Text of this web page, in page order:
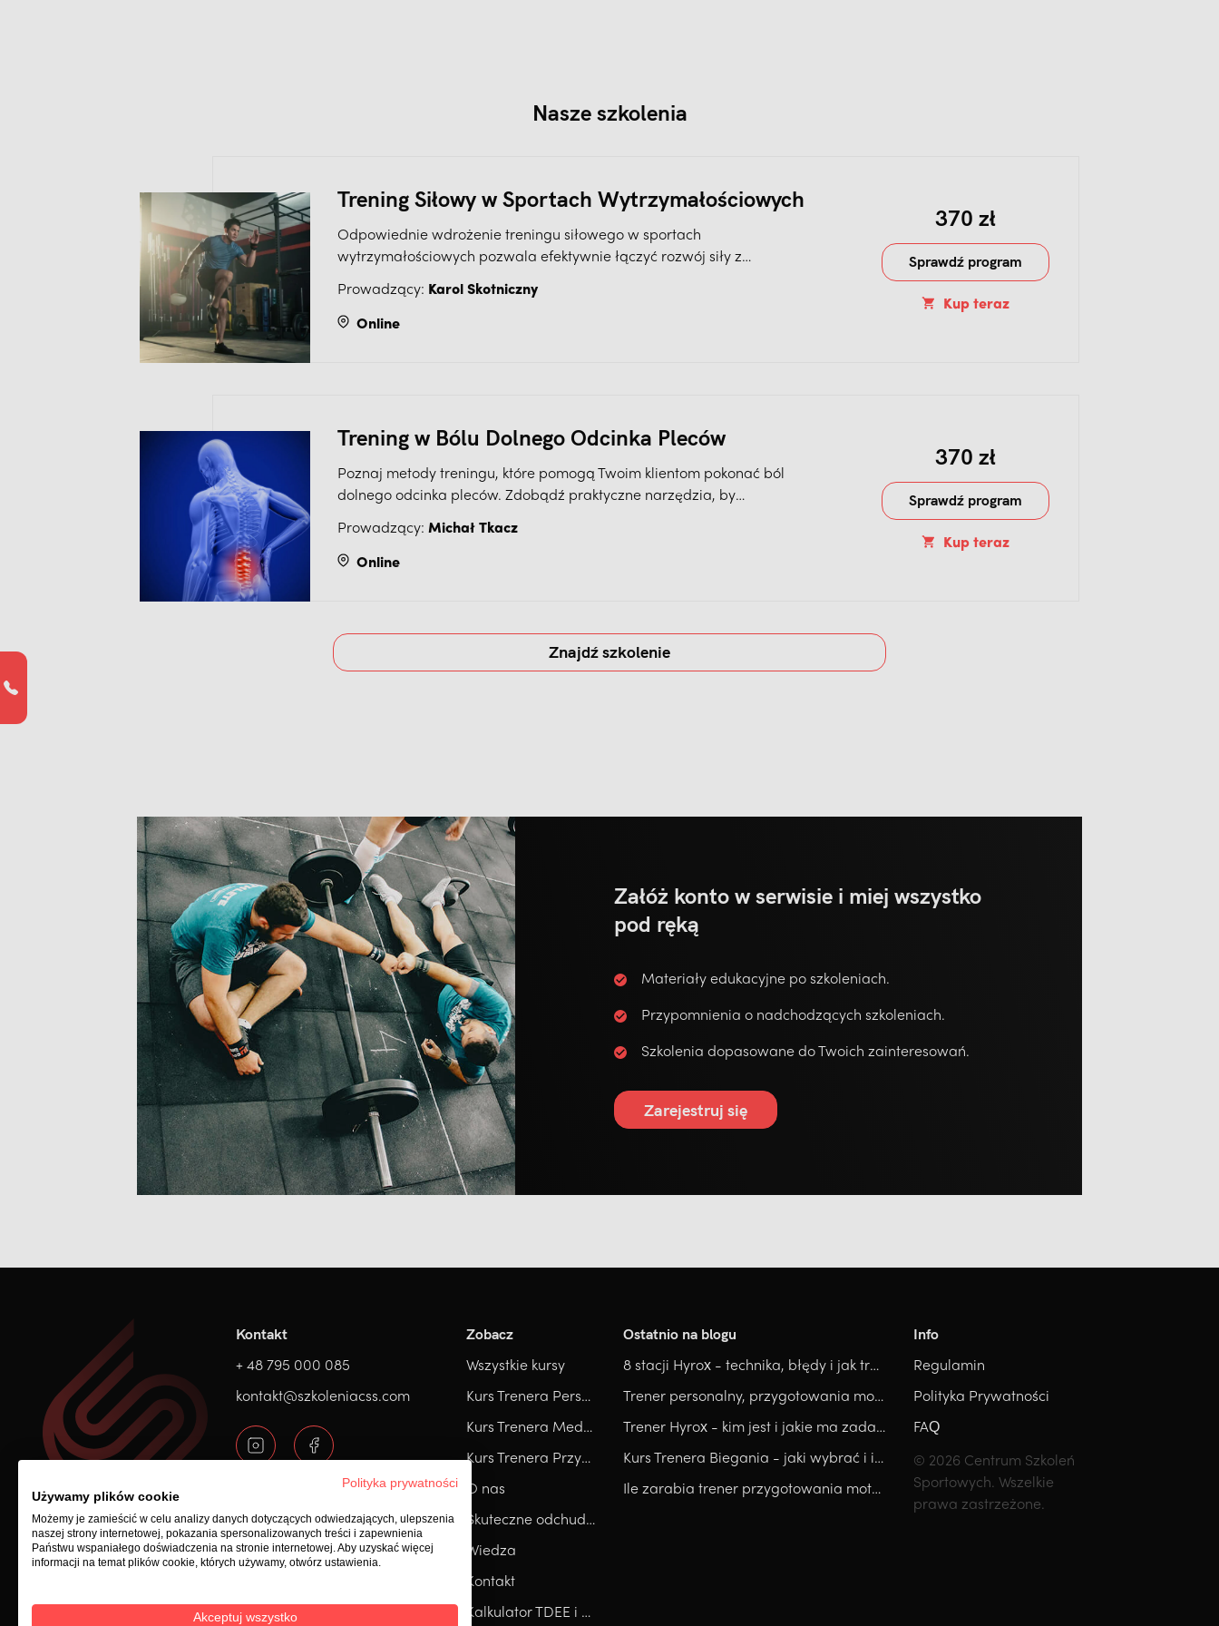
Nasze szkolenia
Trening Siłowy w Sportach Wytrzymałościowych
Odpowiednie wdrożenie treningu siłowego w sportach
wytrzymałościowych pozwala efektywnie łączyć rozwój siły z
kontuzji. Dzięki ten wiedzy zyskasz przewagę, optymalizując swoje
treningi pod wykorzystania pełnego potencjału ludzkiego organizmu.
Prowadzący: Karol Skotniczny
Online
370 zł
Sprawdź program
Kup teraz
Trening w Bólu Dolnego Odcinka Pleców
Poznaj metody treningu, które pomogą Twoim klientom pokonać ból
dolnego odcinka pleców. Zdobądź praktyczne narzędzia, by
progresje oraz prowadzić współpracę od pierwszej wizyty do
pozbycia się bólu.
Prowadzący: Michał Tkacz
Online
370 zł
Sprawdź program
Kup teraz
Znajdź szkolenie
Załóż konto w serwisie i miej wszystko
pod ręką
Materiały edukacyjne po szkoleniach.
Przypomnienia o nadchodzących szkoleniach.
Szkolenia dopasowane do Twoich zainteresowań.
Zarejestruj się
Kontakt
+ 48 795 000 085
kontakt@szkoleniacss.com
Zobacz
Wszystkie kursy
Kurs Trenera Personalnego
Kurs Trenera Medycznego
Kurs Trenera Przygotowania Motorycznego
O nas
Skuteczne odchudzanie
Wiedza
Kontakt
Kalkulator TDEE i RMR
Ostatnio na blogu
8 stacji Hyrox - technika, błędy i jak trenować każdą z nich.
Trener personalny, przygotowania motorycznego, trener medyczny, który kierunek wybrać?
Trener Hyrox - kim jest i jakie ma zadania?
Kurs Trenera Biegania - jaki wybrać i ile kosztuje? Ranking
Ile zarabia trener przygotowania motorycznego? [2026]
Info
Regulamin
Polityka Prywatności
FAQ
© 2026 Centrum Szkoleń
Sportowych. Wszelkie
prawa zastrzeżone.
Polityka prywatności
Używamy plików cookie
Możemy je zamieścić w celu analizy danych dotyczących odwiedzających, ulepszenia
naszej strony internetowej, pokazania spersonalizowanych treści i zapewnienia
Państwu wspaniałego doświadczenia na stronie internetowej. Aby uzyskać więcej
informacji na temat plików cookie, których używamy, otwórz ustawienia.
Akceptuj wszystko